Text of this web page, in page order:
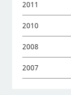
2011
2010
2008
2007